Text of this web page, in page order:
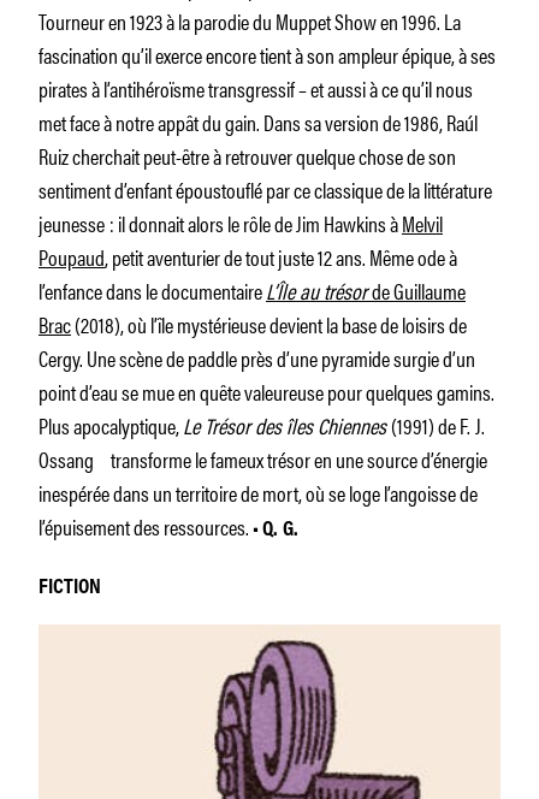
Tourneur en 1923 à la parodie du Muppet Show en 1996. La
fascination qu’il exerce encore tient à son ampleur épique, à ses
pirates à l’antihéroïsme transgressif – et aussi à ce qu’il nous
met face à notre appât du gain. Dans sa version de 1986, Raúl
Ruiz cherchait peut-être à retrouver quelque chose de son
sentiment d’enfant époustouflé par ce classique de la littérature
jeunesse : il donnait alors le rôle de Jim Hawkins àMelvil
Poupaud, petit aventurier de tout juste 12 ans. Même ode à
l’enfance dans le documentaireL’Île au trésorde Guillaume
Brac(2018), où l’île mystérieuse devient la base de loisirs de
Cergy. Une scène de paddle près d’une pyramide surgie d’un
point d’eau se mue en quête valeureuse pour quelques gamins.
Plus apoca­lyptique,Le Trésor des îles Chiennes(1991) de F. J.
Ossang transforme le fameux trésor en une source d’énergie
inespérée dans un territoire de mort, où se loge l’angoisse de
l’épuisement des ressources. • Q. G.
FICTION